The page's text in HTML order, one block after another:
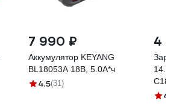
7 990 ₽
Аккумулятор KEYANG
BL18053A 18В, 5.0А*ч
4.5(31)
4
14.4/
4.7